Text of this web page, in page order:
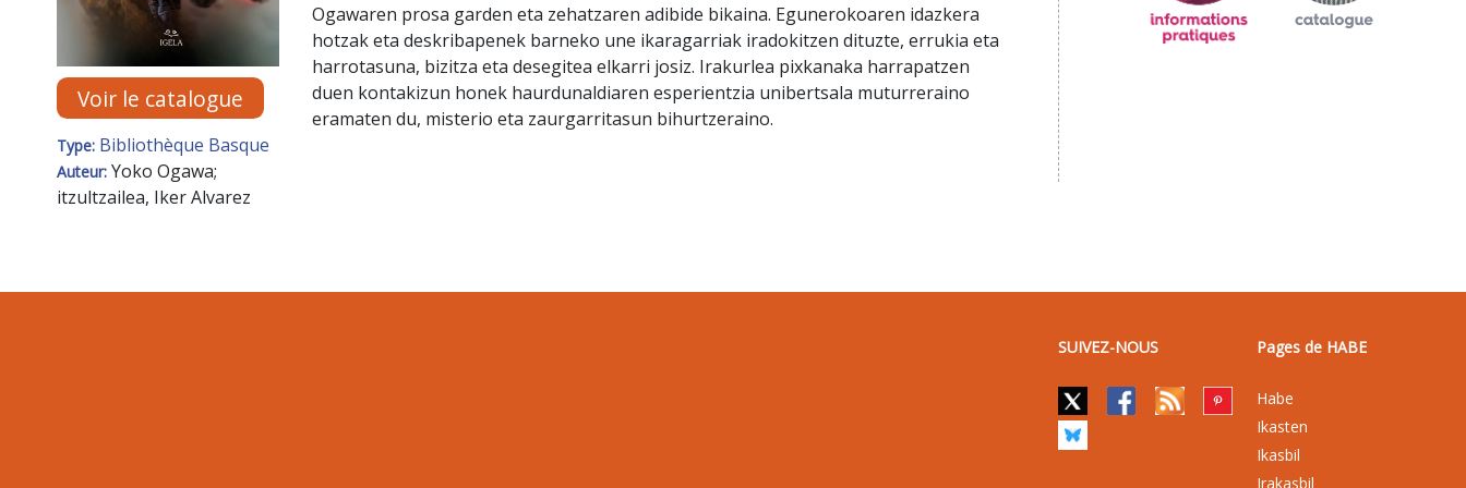
Voir le catalogue
Type: Bibliothèque Basque
Auteur: Yoko Ogawa;
itzultzailea, Iker Alvarez
Ogawaren prosa garden eta zehatzaren adibide bikaina. Egunerokoaren idazkera
hotzak eta deskribapenek barneko une ikaragarriak iradokitzen dituzte, errukia eta
harrotasuna, bizitza eta desegitea elkarri josiz. Irakurlea pixkanaka harrapatzen
duen kontakizun honek haurdunaldiaren esperientzia unibertsala muturreraino
eramaten du, misterio eta zaurgarritasun bihurtzeraino.
SUIVEZ-NOUS Pages de HABE
Habe
Ikasten
Ikasbil
Irakasbil